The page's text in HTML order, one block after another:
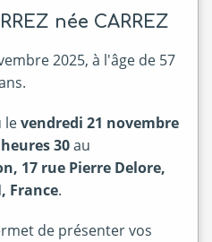
née CARREZ
2025, à l'âge de 57
levendredi 21 novembre
30au
17 rue Pierre Delore,
France.
de présenter vos